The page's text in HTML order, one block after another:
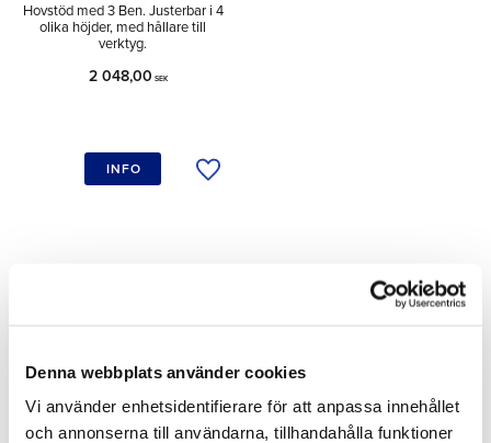
Denna webbplats använder cookies
Vi använder enhetsidentifierare för att anpassa innehållet
och annonserna till användarna, tillhandahålla funktioner
Hovstöd med 3 Ben. Justerbar i 4
olika höjder, med hållare till
verktyg.
2 048,00 SEK
Lägg till i önskelista
INFO